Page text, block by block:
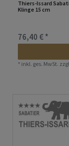
Thiers-Issard
Klinge 15 cm
76,40 € *
* inkl. ges. MwSt.